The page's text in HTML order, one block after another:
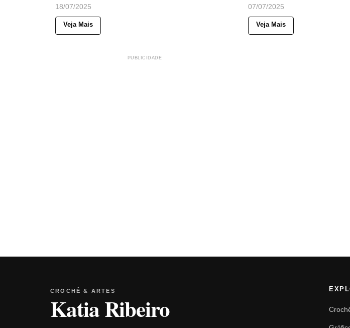
18/07/2025
Veja Mais
07/07/2025
Veja Mais
PUBLICIDADE
CROCHÊ & ARTES
Katia Ribeiro